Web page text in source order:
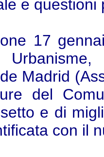
e questioni
17
Madrid
del
e di
con il